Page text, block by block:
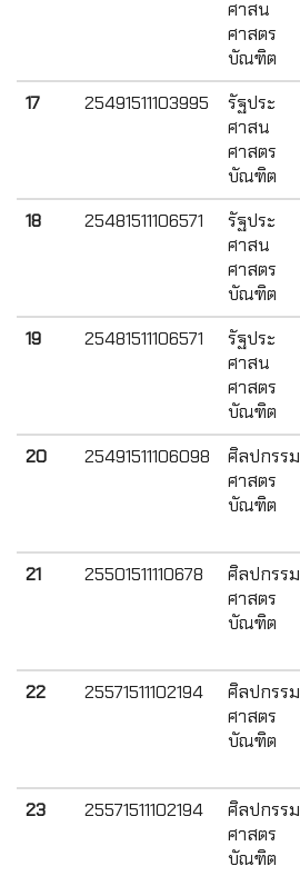
ศาสน
ศาสตร
บัณฑิต
17
25491511103995
รัฐประ
ศาสน
ศาสตร
บัณฑิต
18
25481511106571
รัฐประ
ศาสน
ศาสตร
บัณฑิต
19
25481511106571
รัฐประ
ศาสน
ศาสตร
บัณฑิต
20
25491511106098
ศิลปกรรม
ศาสตร
บัณฑิต
21
25501511110678
ศิลปกรรม
ศาสตร
บัณฑิต
22
25571511102194
ศิลปกรรม
ศาสตร
บัณฑิต
23
25571511102194
ศิลปกรรม
ศาสตร
บัณฑิต